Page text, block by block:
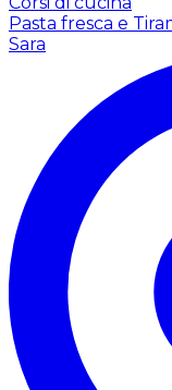
Pasta fresca e
Sara